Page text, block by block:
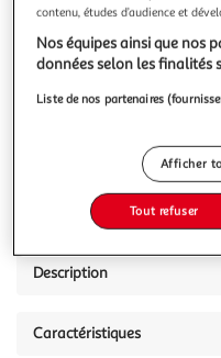
8,99€
Plus d'options
dont 0,36€ d'éco part. mobilier.
Description
Caractéristiques
contenu, études d’audience et
Nos équipes ainsi que nos
données selon les finalités
Liste de nos partenaires
Afficher
Tout refuser